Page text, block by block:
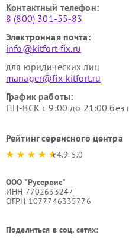
Контактный телефон:
8 (800) 301-55-83
Электронная почта:
info@kitfort-fix.ru
для юридических лиц
manager@fix-kitfort.ru
График работы:
ПН-ВСК с 9:00 до 21:00 без
Рейтинг сервисного центра
4.9-5.0
ООО "Русервис"
ИНН 7702633247
ОГРН 1077746335776
Поделиться в соц. сетях: